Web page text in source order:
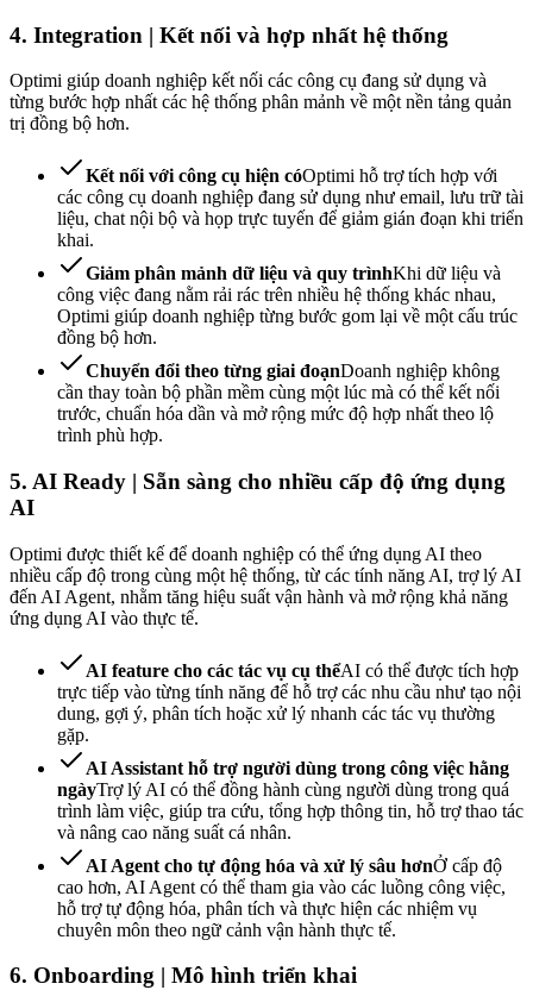
4. Integration | Kết nối và hợp nhất hệ thống
Optimi giúp doanh nghiệp kết nối các công cụ đang sử dụng và
từng bước hợp nhất các hệ thống phân mảnh về một nền tảng quản
trị đồng bộ hơn.
Kết nối với công cụ hiện cóOptimi hỗ trợ tích hợp với
các công cụ doanh nghiệp đang sử dụng như email, lưu trữ tài
liệu, chat nội bộ và họp trực tuyến để giảm gián đoạn khi triển
khai.
Giảm phân mảnh dữ liệu và quy trìnhKhi dữ liệu và
công việc đang nằm rải rác trên nhiều hệ thống khác nhau,
Optimi giúp doanh nghiệp từng bước gom lại về một cấu trúc
đồng bộ hơn.
Chuyển đổi theo từng giai đoạnDoanh nghiệp không
cần thay toàn bộ phần mềm cùng một lúc mà có thể kết nối
trước, chuẩn hóa dần và mở rộng mức độ hợp nhất theo lộ
trình phù hợp.
5. AI Ready | Sẵn sàng cho nhiều cấp độ ứng dụng
AI
Optimi được thiết kế để doanh nghiệp có thể ứng dụng AI theo
nhiều cấp độ trong cùng một hệ thống, từ các tính năng AI, trợ lý AI
đến AI Agent, nhằm tăng hiệu suất vận hành và mở rộng khả năng
ứng dụng AI vào thực tế.
AI feature cho các tác vụ cụ thểAI có thể được tích hợp
trực tiếp vào từng tính năng để hỗ trợ các nhu cầu như tạo nội
dung, gợi ý, phân tích hoặc xử lý nhanh các tác vụ thường
gặp.
AI Assistant hỗ trợ người dùng trong công việc hằng
ngàyTrợ lý AI có thể đồng hành cùng người dùng trong quá
trình làm việc, giúp tra cứu, tổng hợp thông tin, hỗ trợ thao tác
và nâng cao năng suất cá nhân.
AI Agent cho tự động hóa và xử lý sâu hơnỞ cấp độ
cao hơn, AI Agent có thể tham gia vào các luồng công việc,
hỗ trợ tự động hóa, phân tích và thực hiện các nhiệm vụ
chuyên môn theo ngữ cảnh vận hành thực tế.
6. Onboarding | Mô hình triển khai